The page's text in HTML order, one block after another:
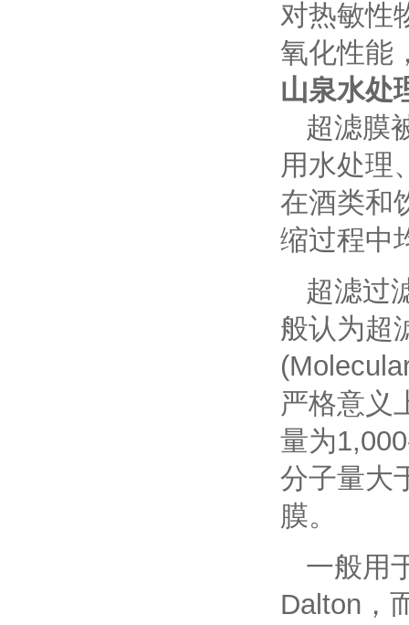
对热敏性
氧化性能
山泉水处
超滤膜
用水处理
在酒类和
缩过程中
超滤过
般认为超
严格意义
量为
分子量大
膜。
一般用
Dalton，